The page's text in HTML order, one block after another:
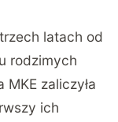
latach od
rodzimych
zaliczyła
ich